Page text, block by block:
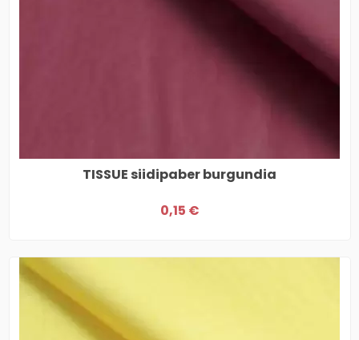
TISSUE siidipaber burgundia
0,15 €